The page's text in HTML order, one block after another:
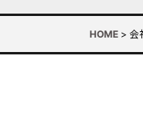
HOME > 会